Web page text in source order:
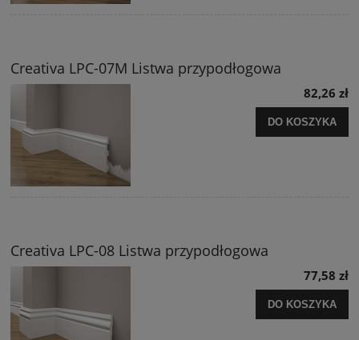
Creativa LPC-07M Listwa przypodłogowa
82,26 zł
DO KOSZYKA
Creativa LPC-08 Listwa przypodłogowa
77,58 zł
DO KOSZYKA